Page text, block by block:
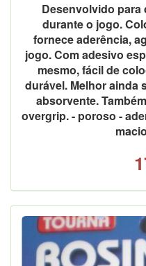
Desenvolvido para
durante o jogo.
fornece aderência,
jogo. Com adesivo
mesmo, fácil de
durável. Melhor ainda
absorvente.
overgrip. - poroso -